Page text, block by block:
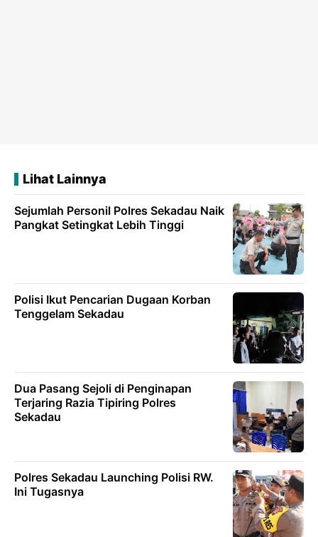
Lihat Lainnya
Sejumlah Personil Polres Sekadau Naik
Pangkat Setingkat Lebih Tinggi
Polisi Ikut Pencarian Dugaan Korban
Tenggelam Sekadau
Dua Pasang Sejoli di Penginapan
Terjaring Razia Tipiring Polres
Sekadau
Polres Sekadau Launching Polisi RW.
Ini Tugasnya